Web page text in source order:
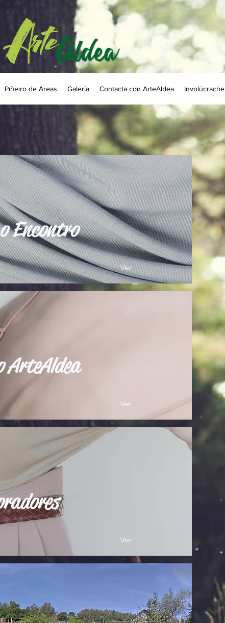
Piñeiro de Areas Galería Contacta con ArteAldea Involúcrache
Encontro
Ver
ArteAldea
Ver
Ver